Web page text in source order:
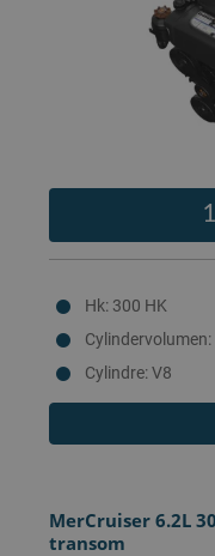
Hk: 300 HK
Cylindre: V8
MerCruiser 6.2L
transom